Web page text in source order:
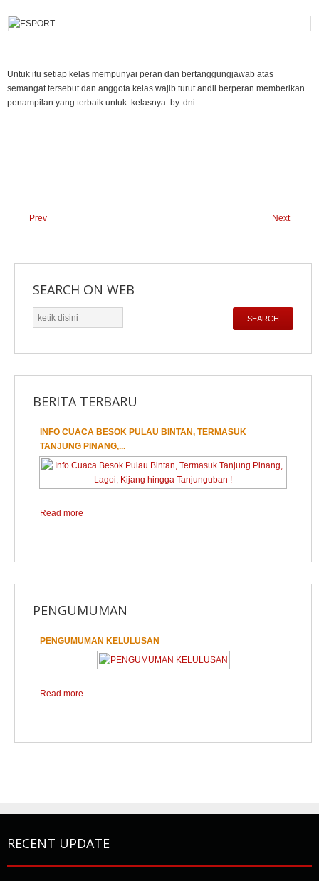
Untuk itu setiap kelas mempunyai peran dan bertanggungjawab atas
semangat tersebut dan anggota kelas wajib turut andil berperan memberikan
penampilan yang terbaik untuk kelasnya. by. dni.
Prev Next
SEARCH ON WEB
SEARCH
cari
BERITA TERBARU
INFO CUACA BESOK PULAU BINTAN, TERMASUK
TANJUNG PINANG,...
Read more
PENGUMUMAN
PENGUMUMAN KELULUSAN
Read more
RECENT UPDATE